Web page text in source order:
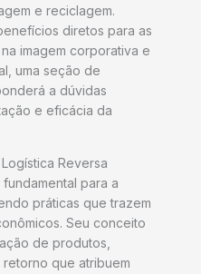
e reciclagem.
diretos para as
imagem corporativa e
uma seção de
a dúvidas
e eficácia da
Reversa
para a
práticas que trazem
Seu conceito
de produtos,
que atribuem